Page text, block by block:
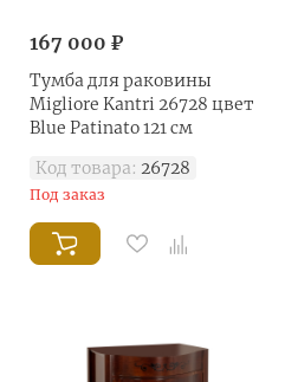
167 000 ₽
Тумба для раковины
Migliore Kantri 26728 цвет
Blue Patinato 121 см
Код товара: 26728
Под заказ